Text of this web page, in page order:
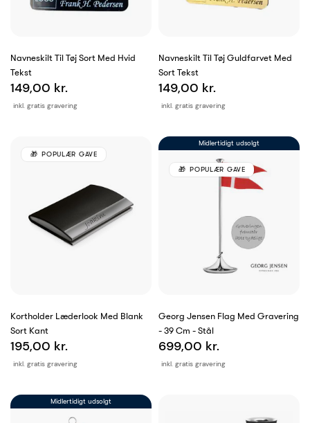
Navneskilt Til Tøj Sort Med Hvid
Tekst
inkl. gratis gravering
149,00 kr.
Navneskilt Til Tøj Guldfarvet Med
Sort Tekst
inkl. gratis gravering
149,00 kr.
Kortholder Læderlook Med Blank
Sort Kant
inkl. gratis gravering
195,00 kr.
POPULÆR GAVE
Georg Jensen Flag Med Gravering
- 39 Cm - Stål
inkl. gratis gravering
699,00 kr.
Midlertidigt udsolgt
POPULÆR GAVE
Midlertidigt udsolgt